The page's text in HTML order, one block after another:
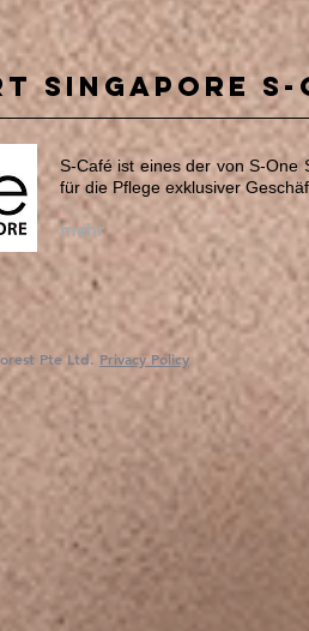
S-
S-Café ist eines der von S-One
für die Pflege exklusiver
mehr
Pte Ltd. Privacy Policy